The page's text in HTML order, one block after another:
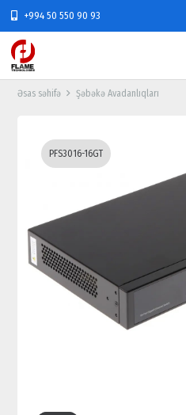
+994 50 550 90 93
Əsas səhifə Şəbəkə Avadanlıqları
PFS3016-16GT